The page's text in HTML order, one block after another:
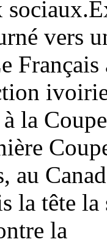
vers
la
au
la tête
la